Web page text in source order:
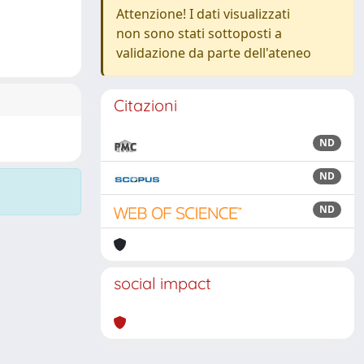
Attenzione! I dati visualizzati
non sono stati sottoposti a
validazione da parte dell'ateneo
Citazioni
ND
ND
ND
social impact